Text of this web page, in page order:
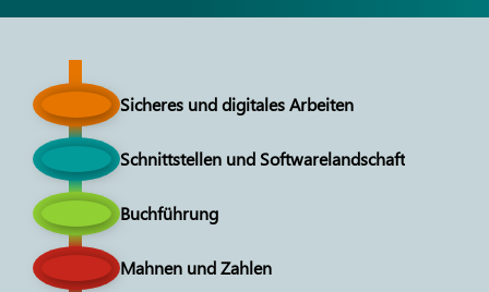
Sicheres und digitales Arbeiten
Schnittstellen und Softwarelandschaft
Buchführung
Mahnen und Zahlen